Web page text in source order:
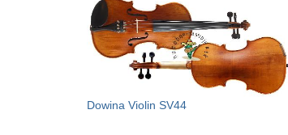
Dowina Violin SV44